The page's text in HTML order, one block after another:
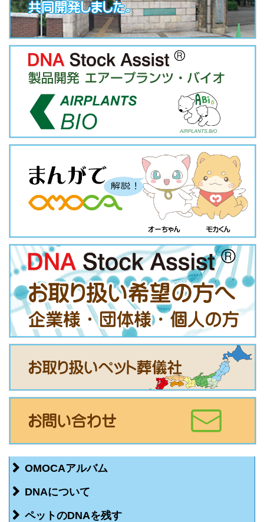
OMOCAアルバム
DNAについて
ペットのDNAを残す